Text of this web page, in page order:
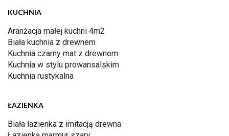
KUCHNIA
Aranżacja małej kuchni 4m2
Biała kuchnia z drewnem
Kuchnia czarny mat z drewnem
Kuchnia w stylu prowansalskim
Kuchnia rustykalna
ŁAZIENKA
Biała łazienka z imitacją drewna